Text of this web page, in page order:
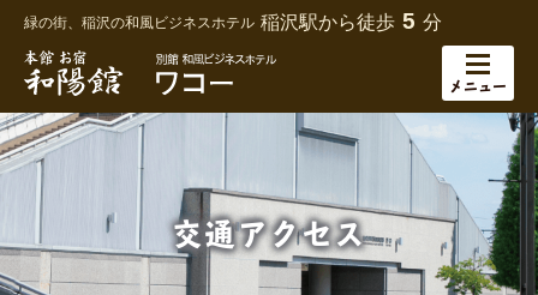
交通アクセス
メニュー
緑の街、稲沢の和風ビジネスホテル 稲沢駅から徒歩 5 分